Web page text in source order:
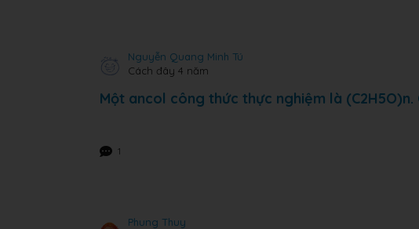
Nguyễn Quang Minh Tú
Cách đây 4 năm
Một ancol công thức thực nghiệm là
1
Phung Thuy